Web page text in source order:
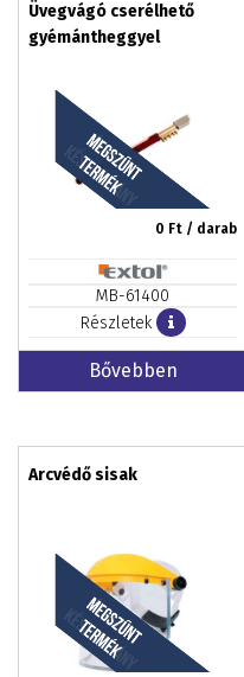
Üvegvágó cserélhető
gyémántheggyel
0 Ft / darab
MB-61400
Részletek
Bővebben
Arcvédő sisak